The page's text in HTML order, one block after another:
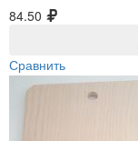
84.50
Сравнить